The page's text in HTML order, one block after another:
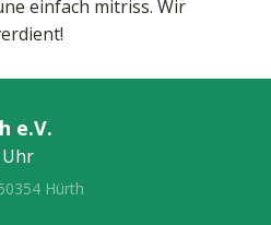
einfach mitriss. Wir
e.V.
Hürth